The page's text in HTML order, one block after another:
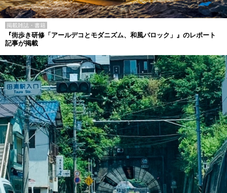
掲載雑誌・書籍
『街歩き研修「アールデコとモダニズム、和風バロック」』のレポート
記事が掲載